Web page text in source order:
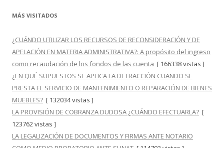
MÁS VISITADOS
¿CUÁNDO UTILIZAR LOS RECURSOS DE RECONSIDERACIÓN Y DE
APELACIÓN EN MATERIA ADMINISTRATIVA?: A propósito del ingreso
como recaudación de los fondos de las cuenta [ 166338 vistas ]
¿EN QUÉ SUPUESTOS SE APLICA LA DETRACCIÓN CUANDO SE
PRESTA EL SERVICIO DE MANTENIMIENTO O REPARACIÓN DE BIENES
MUEBLES? [ 132034 vistas ]
LA PROVISIÓN DE COBRANZA DUDOSA ¿CUÁNDO EFECTUARLA? [
123762 vistas ]
LA LEGALIZACIÓN DE DOCUMENTOS Y FIRMAS ANTE NOTARIO